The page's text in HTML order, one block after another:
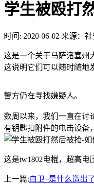
学生被殴打
时间: 2020-06-02 来源：
这是一个关于马萨诸塞州
这说明它们可以随时随地
警方仍在寻找嫌疑人。
数周以来，我们一直在讨
有钥匙扣附件的电击设备
这是tw1802电棍，超高电
上一篇: 自卫–是什么造出